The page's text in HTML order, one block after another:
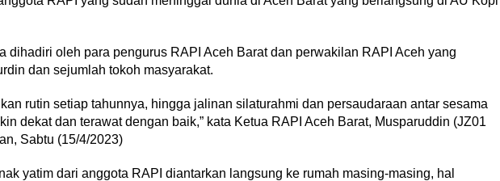
dihadiri oleh para pengurus RAPI Aceh Barat dan perwakilan RAPI Aceh yang
dan sejumlah tokoh masyarakat.
rutin setiap tahunnya, hingga jalinan silaturahmi dan persaudaraan antar sesama
dekat dan terawat dengan baik,” kata Ketua RAPI Aceh Barat, Musparuddin (JZ01
Sabtu (15/4/2023)
yatim dari anggota RAPI diantarkan langsung ke rumah masing-masing, hal